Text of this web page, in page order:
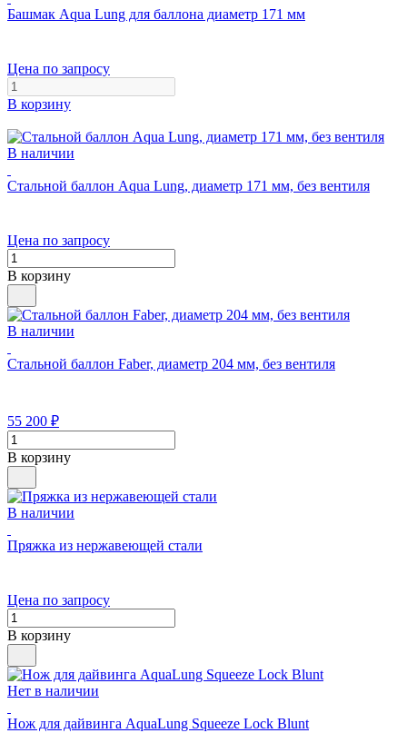
Башмак Aqua Lung для баллона диаметр 171 мм
Цена по запросу
В корзину
В наличии
Стальной баллон Aqua Lung, диаметр 171 мм, без вентиля
Цена по запросу
В корзину
В наличии
Стальной баллон Faber, диаметр 204 мм, без вентиля
55 200 ₽
В корзину
В наличии
Пряжка из нержавеющей стали
Цена по запросу
В корзину
Нет в наличии
Нож для дайвинга AquaLung Squeeze Lock Blunt